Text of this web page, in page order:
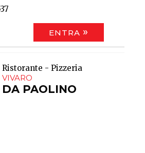
ENTRA
Ristorante - Pizzeria
VIVARO
DA PAOLINO